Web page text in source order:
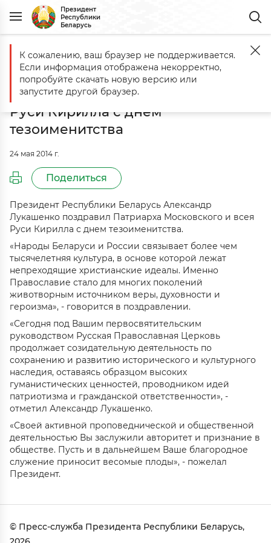
Президент
Республики
Беларусь
Главная События Александр Лукашенко поздравил Патриарха
Александр Лукашенко поздравил
Патриарха Московского и всея
Руси Кирилла с днем
тезоименитства
24 мая 2014 г.
Поделиться
Президент Республики Беларусь Александр
Лукашенко поздравил Патриарха Московского и всея
Руси Кирилла с днем тезоименитства.
«Народы Беларуси и России связывает более чем
тысячелетняя культура, в основе которой лежат
непреходящие христианские идеалы. Именно
Православие стало для многих поколений
животворным источником веры, духовности и
героизма», - говорится в поздравлении.
«Сегодня под Вашим первосвятительским
руководством Русская Православная Церковь
продолжает созидательную деятельность по
сохранению и развитию исторического и культурного
наследия, оставаясь образцом высоких
гуманистических ценностей, проводником идей
патриотизма и гражданской ответственности», -
отметил Александр Лукашенко.
«Своей активной проповеднической и общественной
деятельностью Вы заслужили авторитет и признание в
обществе. Пусть и в дальнейшем Ваше благородное
служение приносит весомые плоды», - пожелал
Президент.
© Пресс-служба Президента Республики Беларусь,
К сожалению, ваш браузер не поддерживается.
Если информация отображена некорректно,
попробуйте скачать новую версию или
запустите другой браузер.